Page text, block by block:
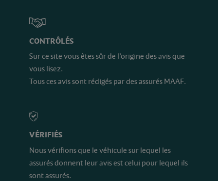
CONTRÔLÉS
Sur ce site vous êtes sûr de l’origine des avis que
vous lisez.
Tous ces avis sont rédigés par des assurés MAAF.
VÉRIFIÉS
Nous vérifions que le véhicule sur lequel les
assurés donnent leur avis est celui pour lequel ils
sont assurés.